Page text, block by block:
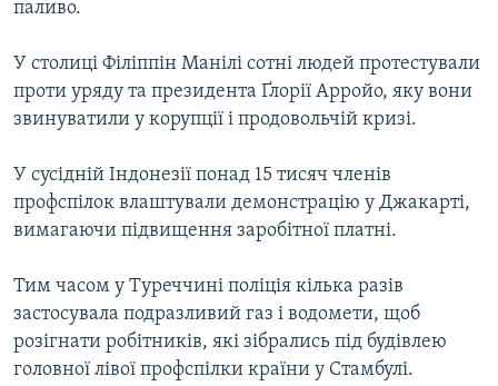
паливо.
У столиці Філіппін Манілі сотні людей протестували
проти уряду та президента Ґлорії Арройо, яку вони
звинуватили у корупції і продовольчій кризі.
У сусідній Індонезії понад 15 тисяч членів
профспілок влаштували демонстрацію у Джакарті,
вимагаючи підвищення заробітної платні.
Тим часом у Туреччині поліція кілька разів
застосувала подразливий газ і водомети, щоб
розігнати робітників, які зібрались під будівлею
головної лівої профспілки країни у Стамбулі.